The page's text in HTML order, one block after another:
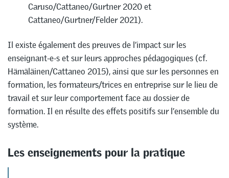
Caruso/Cattaneo/Gurtner 2020 et
Cattaneo/Gurtner/Felder 2021).
Il existe également des preuves de l’impact sur les
enseignant-e-s et sur leurs approches pédagogiques (cf.
Hämäläinen/Cattaneo 2015), ainsi que sur les personnes en
formation, les formateurs/trices en entreprise sur le lieu de
travail et sur leur comportement face au dossier de
formation. Il en résulte des effets positifs sur l’ensemble du
système.
Les enseignements pour la pratique